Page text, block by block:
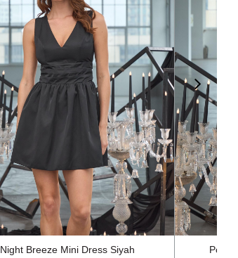
Night Breeze Mini Dress Siyah
Pouf